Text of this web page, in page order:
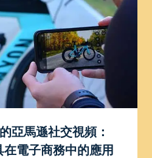
亞馬遜社交視頻：
電子商務中的應用